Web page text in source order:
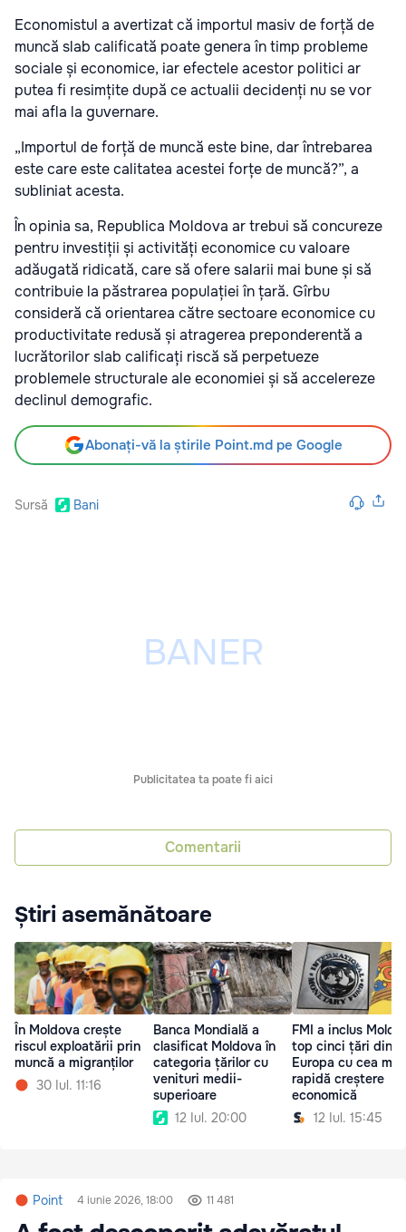
Economistul a avertizat că importul masiv de forță de
muncă slab calificată poate genera în timp probleme
sociale și economice, iar efectele acestor politici ar
putea fi resimțite după ce actualii decidenți nu se vor
mai afla la guvernare.
„Importul de forță de muncă este bine, dar întrebarea
este care este calitatea acestei forțe de muncă?”, a
subliniat acesta.
În opinia sa, Republica Moldova ar trebui să concureze
pentru investiții și activități economice cu valoare
adăugată ridicată, care să ofere salarii mai bune și să
contribuie la păstrarea populației în țară. Gîrbu
consideră că orientarea către sectoare economice cu
productivitate redusă și atragerea preponderentă a
lucrătorilor slab calificați riscă să perpetueze
problemele structurale ale economiei și să accelereze
declinul demografic.
Abonați-vă la știrile Point.md pe Google
Sursă Bani
Publicitatea ta poate fi aici
Comentarii
Știri asemănătoare
În Moldova crește
riscul exploatării prin
muncă a migranților
30 Iul. 11:16
Banca Mondială a
clasificat Moldova în
categoria țărilor cu
venituri medii-
superioare
12 Iul. 20:00
FMI a inclus
top cinci țări din
Europa cu cea mai
rapidă creștere
economică
12 Iul. 15:45
Point 4 iunie 2026, 18:00 11 481